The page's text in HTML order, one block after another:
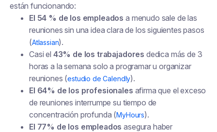
están funcionando:
El 54 % de los empleados a menudo sale de las
reuniones sin una idea clara de los siguientes pasos
(Atlassian).
Casi el 43% de los trabajadores dedica más de 3
horas a la semana solo a programar u organizar
reuniones (estudio de Calendly).
El 64% de los profesionales afirma que el exceso
de reuniones interrumpe su tiempo de
concentración profunda (MyHours).
El 77% de los empleados asegura haber